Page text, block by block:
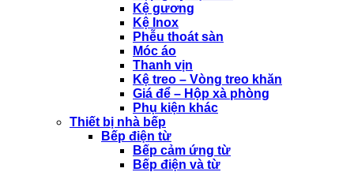
Kệ gương
Kệ Inox
Phễu thoát sàn
Móc áo
Thanh vịn
Kệ treo – Vòng treo khăn
Giá để – Hộp xà phòng
Phụ kiện khác
Thiết bị nhà bếp
Bếp điện từ
Bếp cảm ứng từ
Bếp điện và từ